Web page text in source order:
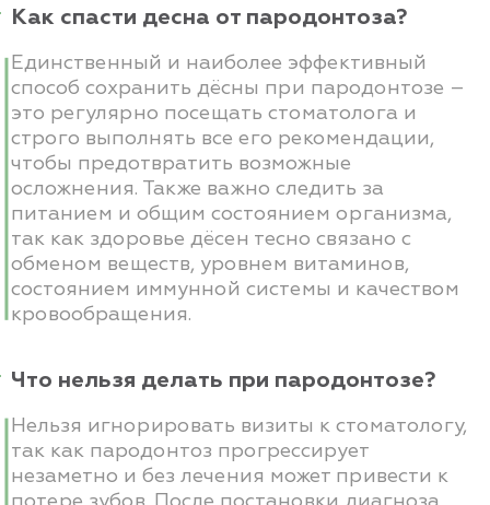
Как спасти десна от пародонтоза?
Единственный и наиболее эффективный
способ сохранить дёсны при пародонтозе –
это регулярно посещать стоматолога и
строго выполнять все его рекомендации,
чтобы предотвратить возможные
осложнения. Также важно следить за
питанием и общим состоянием организма,
так как здоровье дёсен тесно связано с
обменом веществ, уровнем витаминов,
состоянием иммунной системы и качеством
кровообращения.
Что нельзя делать при пародонтозе?
Нельзя игнорировать визиты к стоматологу,
так как пародонтоз прогрессирует
незаметно и без лечения может привести к